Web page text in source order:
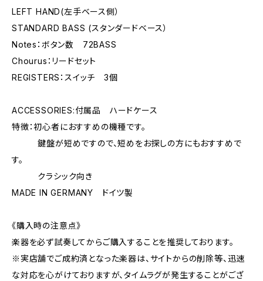
LEFT HAND(左手ベース側）
STANDARD BASS (スタンダードベース）
Notes：ボタン数 72BASS
Chourus：リードセット
REGISTERS：スイッチ 3個
ACCESSORIES:付属品 ハードケース
特徴：初心者におすすめの機種です。
鍵盤が短めですので、短めをお探しの方にもおすすめで
す。
クラシック向き
MADE IN GERMANY ドイツ製
《購入時の注意点》
楽器を必ず試奏してからご購入することを推奨しております。
※実店舗でご成約済となった楽器は、サイトからの削除等、迅速
な対応を心がけておりますが、タイムラグが発生することがござ